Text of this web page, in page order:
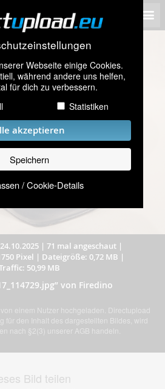
Webseite einige Cookies.
während andere uns helfen,
für dich zu verbessern.
Statistiken
akzeptieren
Speichern
/ Cookie-Details
| 71 mal angeschaut|
Pixel | Dateigröße: 0,72 MB |
50,99 MB
von Firedino
einem Nutzer hochgeladen. Directupload
für den Inhalt des dargestellten Bildes, wird
nach §2(3) unserer AGB handeln.
Bild teilen